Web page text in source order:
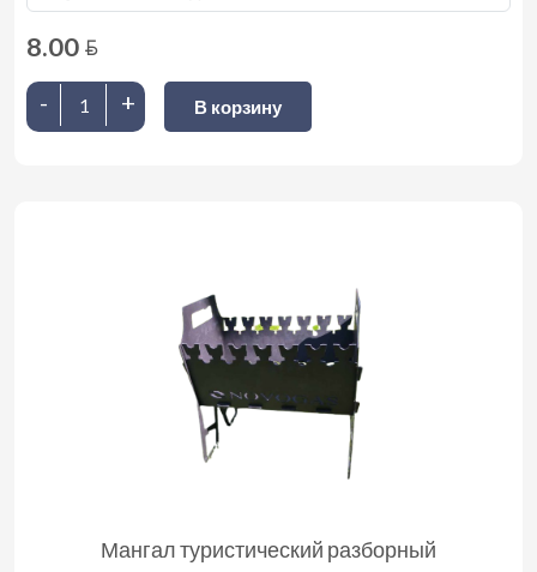
8.00 BYN
-
+ В корзину
Мангал туристический разборный